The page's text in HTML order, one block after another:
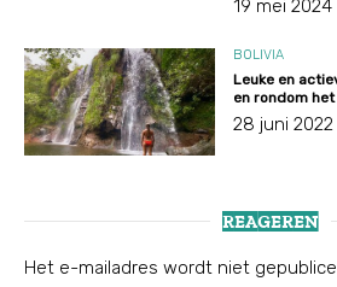
19 mei 2024
BOLIVIA
Leuke en
en rondom
28 juni 2022
REAGEREN
Het e-mailadres wordt niet